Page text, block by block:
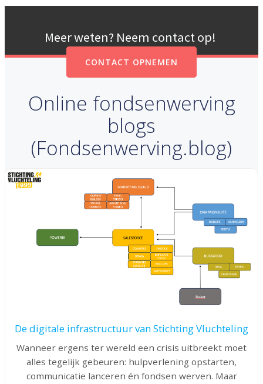
Meer weten? Neem contact op!
CONTACT OPNEMEN
Online fondsenwerving
blogs
(Fondsenwerving.blog)
De digitale infrastructuur van Stichting Vluchteling
Wanneer ergens ter wereld een crisis uitbreekt moet
alles tegelijk gebeuren: hulpverlening opstarten,
communicatie lanceren én fondsen werven. Maar